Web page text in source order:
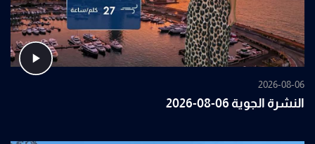
2026-08-06
النشرة الجوية 06-08-2026